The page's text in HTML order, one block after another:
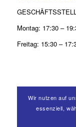
Montag: 17:30 –
Freitag: 15:30 –
Wir nutzen auf
essenziell,